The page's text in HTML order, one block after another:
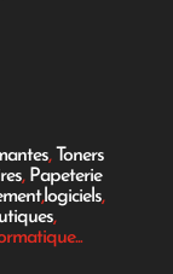
, Toners
, Papeterie
,logiciels,
,